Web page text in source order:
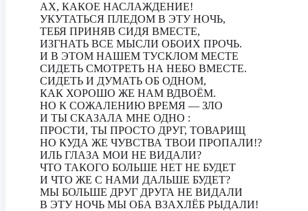
АХ, КАКОЕ НАСЛАЖДЕНИЕ!
УКУТАТЬСЯ ПЛЕДОМ В ЭТУ НОЧЬ,
ТЕБЯ ПРИНЯВ СИДЯ ВМЕСТЕ,
ИЗГНАТЬ ВСЕ МЫСЛИ ОБОИХ ПРОЧЬ.
И В ЭТОМ НАШЕМ ТУСКЛОМ МЕСТЕ
СИДЕТЬ СМОТРЕТЬ НА НЕБО ВМЕСТЕ.
СИДЕТЬ И ДУМАТЬ ОБ ОДНОМ,
КАК ХОРОШО ЖЕ НАМ ВДВОЁМ.
НО К СОЖАЛЕНИЮ ВРЕМЯ — ЗЛО
И ТЫ СКАЗАЛА МНЕ ОДНО :
ПРОСТИ, ТЫ ПРОСТО ДРУГ, ТОВАРИЩ
НО КУДА ЖЕ ЧУВСТВА ТВОИ ПРОПАЛИ!?
ИЛЬ ГЛАЗА МОИ НЕ ВИДАЛИ?
ЧТО ТАКОГО БОЛЬШЕ НЕТ НЕ БУДЕТ
И ЧТО ЖЕ С НАМИ ДАЛЬШЕ БУДЕТ?
МЫ БОЛЬШЕ ДРУГ ДРУГА НЕ ВИДАЛИ
В ЭТУ НОЧЬ МЫ ОБА ВЗАХЛЁБ РЫДАЛИ!